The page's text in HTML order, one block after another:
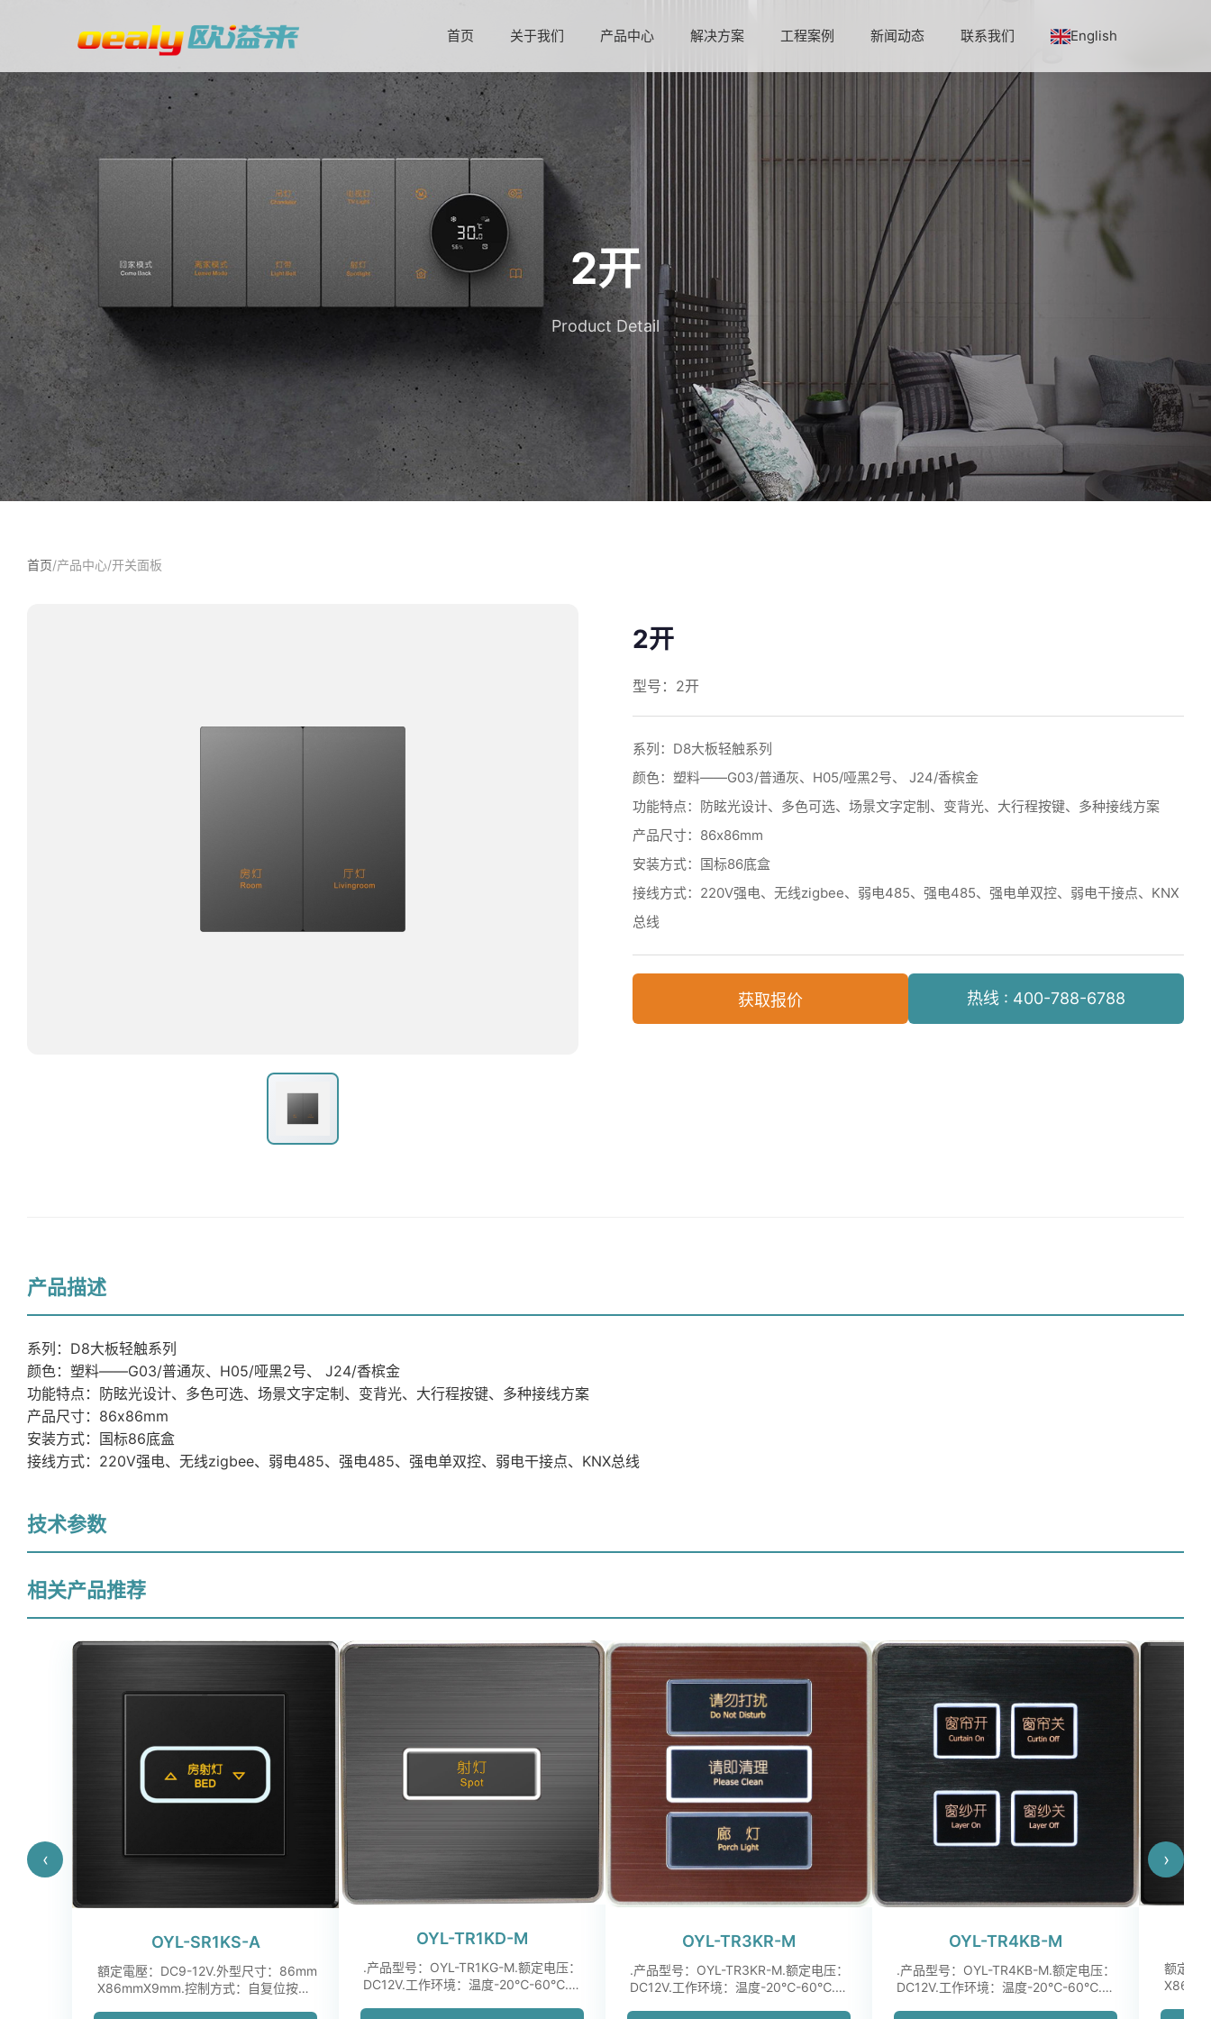
首页 关于我们 产品中心 解决方案 工程案例 新闻动态 联系我们 English
2开
Product Detail
首页/产品中心/‌开关面板‌
2开
型号：2开
系列：D8大板轻触系列
颜色：塑料——G03/普通灰、H05/哑黑2号、 J24/香槟金
功能特点：防眩光设计、多色可选、场景文字定制、变背光、大行程按键、多种接线方案
产品尺寸：86x86mm
安装方式：国标86底盒
接线方式：220V强电、无线zigbee、弱电485、强电485、强电单双控、弱电干接点、KNX
总线
获取报价 热线 : 400-788-6788
产品描述
系列：D8大板轻触系列
颜色：塑料——G03/普通灰、H05/哑黑2号、 J24/香槟金
功能特点：防眩光设计、多色可选、场景文字定制、变背光、大行程按键、多种接线方案
产品尺寸：86x86mm
安装方式：国标86底盒
接线方式：220V强电、无线zigbee、弱电485、强电485、强电单双控、弱电干接点、KNX总线
技术参数
相关产品推荐
‹ ›
OYL-SR1KS-A
額定電壓：DC9-12V.外型尺寸：86mm
X86mmX9mm.控制方式：自复位按键.
OYL-TR1KD-M
.产品型号：OYL-TR1KG-M.额定电压：
DC12V.工作环境：温度-20℃-60℃.控
OYL-TR3KR-M
.产品型号：OYL-TR3KR-M.额定电压：
DC12V.工作环境：温度-20℃-60℃.控
OYL-TR4KB-M
.产品型号：OYL-TR4KB-M.额定电压：
DC12V.工作环境：温度-20℃-60℃.控
额定电